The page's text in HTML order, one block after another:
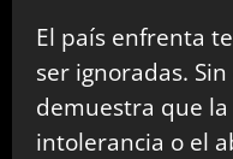
El país enfrenta
ser ignoradas.
demuestra que
intolerancia o el